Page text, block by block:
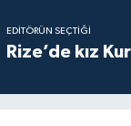
EDITÖRÜN SEÇTIĞI
Rize’de kız